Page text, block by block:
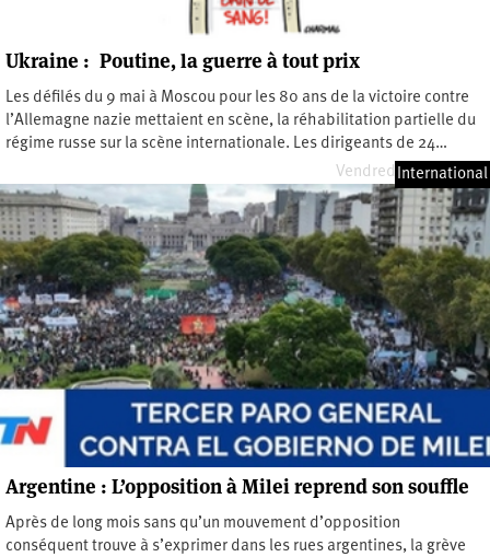
Ukraine : Poutine, la guerre à tout prix
Les défilés du 9 mai à Moscou pour les 80 ans de la victoire contre
l’Allemagne nazie mettaient en scène, la réhabilitation partielle du
régime russe sur la scène internationale. Les dirigeants de 24…
Vendredi 23 mai 2025
International
Argentine : L’opposition à Milei reprend son souffle
Après de long mois sans qu’un mouvement d’opposition
conséquent trouve à s’exprimer dans les rues argentines, la grève